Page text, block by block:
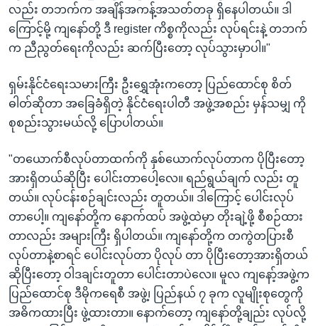
လည်း တဘက်က အချိန်အကန့်အသတ်တခု ရှိနေပါတယ်။ ဒါ
ကြောင့်မို့ ကျနော်တို့ ဒီ register ကိစ္စကိုလည်း လုပ်ရင်းနဲ့ တဘက်
က ညီညွတ်ရေးကိုလည်း ဆက်ပြီးတော့ လုပ်သွားမှာပါ။"
ရှမ်းနိုင်ငံရေးသမားကြီး ဦးရွှေအုံးကတော့ ပြည်ထောင်စု စိတ်
ဓါတ်ဆိုတာ အခြေခံရှိတဲ့ နိုင်ငံရေးပါတီ အဖွဲ့အစည်း မှန်သမျှ ကို
စုစည်းသွားမယ်လို့ ပြောပါတယ်။
"တယောက်စီလုပ်တာထက်ကို နှစ်ယောက်လုပ်တာက ပိုပြီးတော့
အားရှိတယ်ဆိုပြီး ပေါင်းတာပေါ့လေ။ ရည်ရွယ်ချက် လည်း တူ
တယ်။ လုပ်ငန်းစဉ်ချင်းလည်း တူတယ်။ ဒါကြောင့် ပေါင်းလုပ်
တာပေါ့။ ကျနော်တို့က နောက်ထပ် အဖွဲ့ထဲမှာ တိုးချဲ့ဖို့ စီစဉ်ထား
တာလည်း အများကြီး ရှိပါတယ်။ ကျနော်တို့က တကွဲတပြားစီ
လုပ်တာနဲ့စာရင် ပေါင်းလုပ်တာ ပိုလုပ် တာ ပိုပြီးတော့အားရှိတယ်
ဆိုပြီးတော့ ဝါဒချင်းတူတာ ပေါင်းတာပဲလေ။ မူလ ကျနော့်အဖွဲ့က
ပြည်ထောင်စု ဒီမိုကရေစီ အဖွဲ့၊ ပြည်နယ် ၇ ခုက လူမျိုးစုတွေကို
အဓိကထားပြီး ဖွဲ့ထားတာ။ နောက်တော့ ကျနော်တို့ချည်း လုပ်လို့